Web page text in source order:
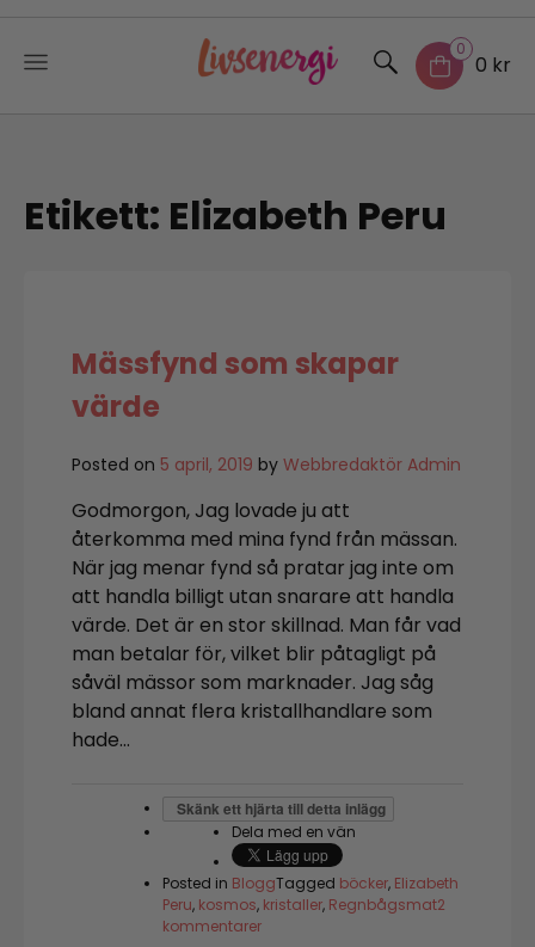
0
0 kr
Etikett: Elizabeth Peru
Mässfynd som skapar
värde
Posted on 5 april, 2019 by Webbredaktör Admin
Godmorgon, Jag lovade ju att
återkomma med mina fynd från mässan.
När jag menar fynd så pratar jag inte om
att handla billigt utan snarare att handla
värde. Det är en stor skillnad. Man får vad
man betalar för, vilket blir påtagligt på
såväl mässor som marknader. Jag såg
bland annat flera kristallhandlare som
hade…
Skänk ett hjärta till detta inlägg
Dela med en vän
Posted in BloggTagged böcker, Elizabeth
Peru, kosmos, kristaller, Regnbågsmat2
kommentarertill